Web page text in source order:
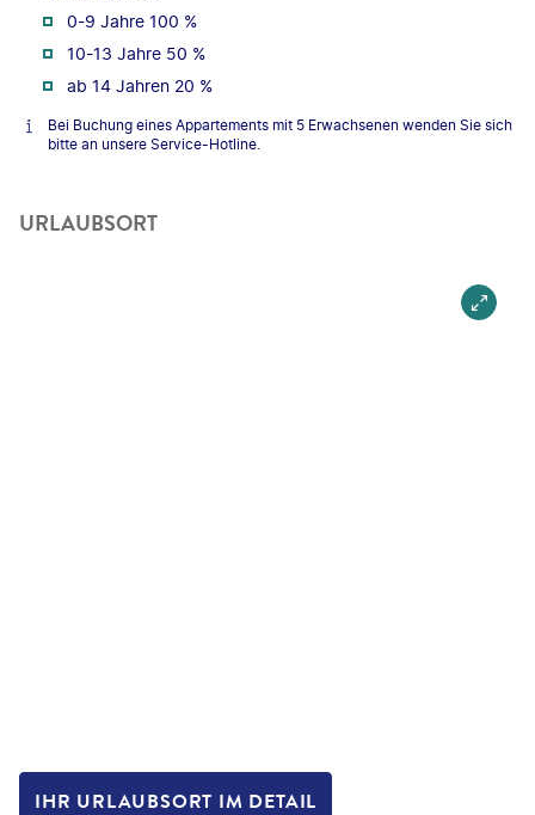
0-9 Jahre 100 %
10-13 Jahre 50 %
ab 14 Jahren 20 %
Bei Buchung eines Appartements mit 5 Erwachsenen wenden Sie sich
bitte an unsere Service-Hotline.
URLAUBSORT
IHR URLAUBSORT IM DETAIL